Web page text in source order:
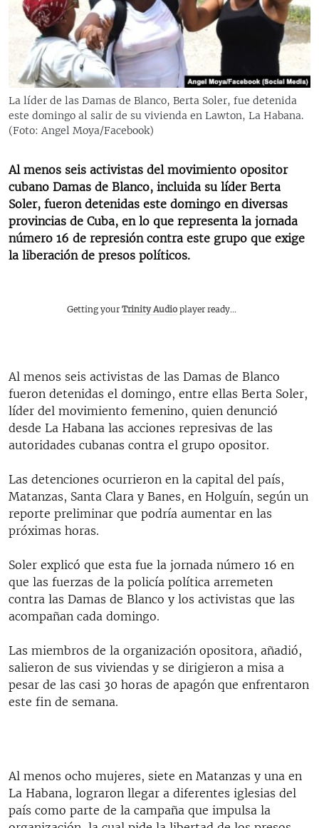
RADIO MARTÍ
ESPECIALES
ESPECIALES
LA REALIDAD DE LA VIVIENDA EN CUBA
SER VIEJO EN CUBA
LOS SANTOS DE HIALEAH
DESINFORMACIÓN RUSA EN AMÉRICA LATINA
LA INVASIÓN DE RUSIA A UCRANIA
MULTIMEDIA
EDITORIALES
SÍGUENOS
La líder de las Damas de Blanco, Berta Soler, fue detenida
este domingo al salir de su vivienda en Lawton, La Habana.
(Foto: Angel Moya/Facebook)
Al menos seis activistas del movimiento opositor
cubano Damas de Blanco, incluida su líder Berta
Soler, fueron detenidas este domingo en diversas
provincias de Cuba, en lo que representa la jornada
número 16 de represión contra este grupo que exige
la liberación de presos políticos.
Getting yourTrinity Audio player ready...
Al menos seis activistas de las Damas de Blanco
fueron detenidas el domingo, entre ellas Berta Soler,
líder del movimiento femenino, quien denunció
desde La Habana las acciones represivas de las
autoridades cubanas contra el grupo opositor.
Las detenciones ocurrieron en la capital del país,
Matanzas, Santa Clara y Banes, en Holguín, según un
reporte preliminar que podría aumentar en las
próximas horas.
Soler explicó que esta fue la jornada número 16 en
que las fuerzas de la policía política arremeten
contra las Damas de Blanco y los activistas que las
acompañan cada domingo.
Las miembros de la organización opositora, añadió,
salieron de sus viviendas y se dirigieron a misa a
pesar de las casi 30 horas de apagón que enfrentaron
este fin de semana.
Al menos ocho mujeres, siete en Matanzas y una en
La Habana, lograron llegar a diferentes iglesias del
país como parte de la campaña que impulsa la